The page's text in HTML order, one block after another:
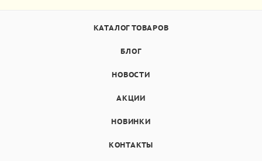
КАТАЛОГ ТОВАРОВ
БЛОГ
НОВОСТИ
АКЦИИ
НОВИНКИ
КОНТАКТЫ